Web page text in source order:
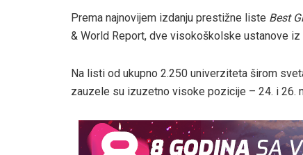
Prema najnovijem izdanju prestižne liste Best
& World Report, dve visokoškolske ustanove
Na listi od ukupno 2.250 univerziteta širom
zauzele su izuzetno visoke pozicije – 24. i 26.